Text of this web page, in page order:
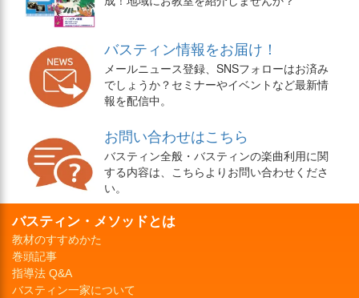
バスティン情報をお届け！
メールニュース登録、SNSフォローはお済み
でしょうか？セミナーやイベントなど最新情
報を配信中。
お問い合わせはこちら
バスティン全般・バスティンの楽曲利用に関
する内容は、こちらよりお問い合わせくださ
い。
バスティン・メソッドとは
教材のすすめかた
巻頭記事
指導法 Q&A
バスティン一家について